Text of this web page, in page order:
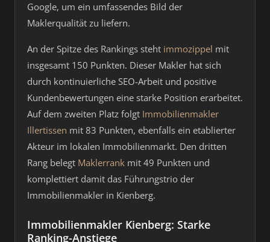
Google, um ein umfassendes Bild der
Maklerqualität zu liefern.
An der Spitze des Rankings steht immozippel mit
insgesamt 150 Punkten. Dieser Makler hat sich
durch kontinuierliche SEO-Arbeit und positive
Kundenbewertungen eine starke Position erarbeitet.
Auf dem zweiten Platz folgt Immobilienmakler
Illertissen mit 83 Punkten, ebenfalls ein etablierter
Akteur im lokalen Immobilienmarkt. Den dritten
Rang belegt Maklerrank mit 49 Punkten und
komplettiert damit das Führungstrio der
Immobilienmakler in Kienberg.
Immobilienmakler Kienberg: Starke
Ranking-Anstiege